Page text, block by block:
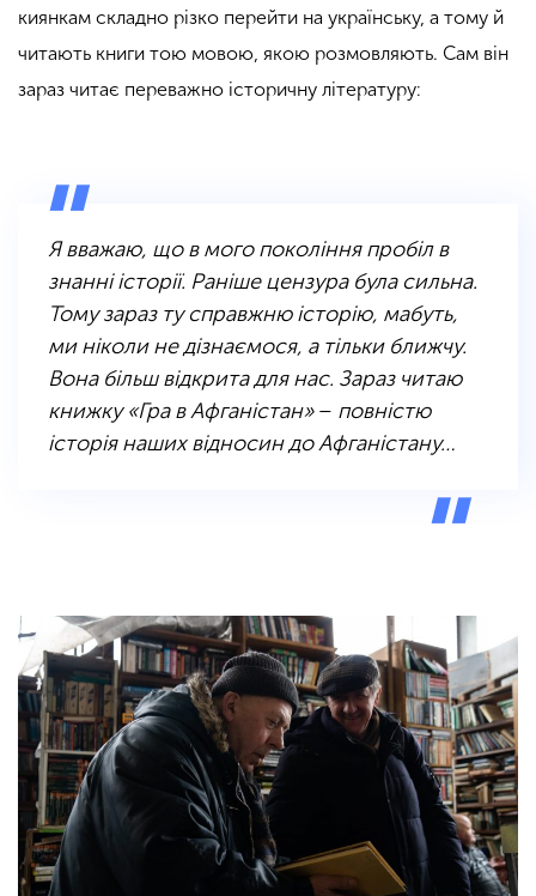
киянкам складно різко перейти на українську, а тому й
читають книги тою мовою, якою розмовляють. Сам він
зараз читає переважно історичну літературу:
Я вважаю, що в мого покоління пробіл в
знанні історії. Раніше цензура була сильна.
Тому зараз ту справжню історію, мабуть,
ми ніколи не дізнаємося, а тільки ближчу.
Вона більш відкрита для нас. Зараз читаю
книжку «Гра в Афганістан»– повністю
історія наших відносин до Афганістану…